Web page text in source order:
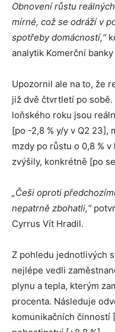
Obnovení růstu
mírné, což se odráží v
spotřeby domácností,“
analytik Komerční
Upozornil ale na to, že
již dvě čtvrtletí po
loňského roku jsou
[po -2,8 % y/y v Q2 23],
mzdy po růstu o 0,8 %
zvýšily, konkrétně [po
„Češi oproti
nepatrně zbohatli,“
Cyrrus Vít Hradil.
Z pohledu jednotlivých
nejlépe vedli
plynu a tepla, kterým
procenta. Následuje
komunikačních činností